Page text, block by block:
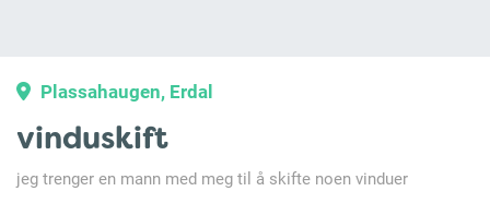
Plassahaugen, Erdal
vinduskift
jeg trenger en mann med meg til å skifte noen vinduer